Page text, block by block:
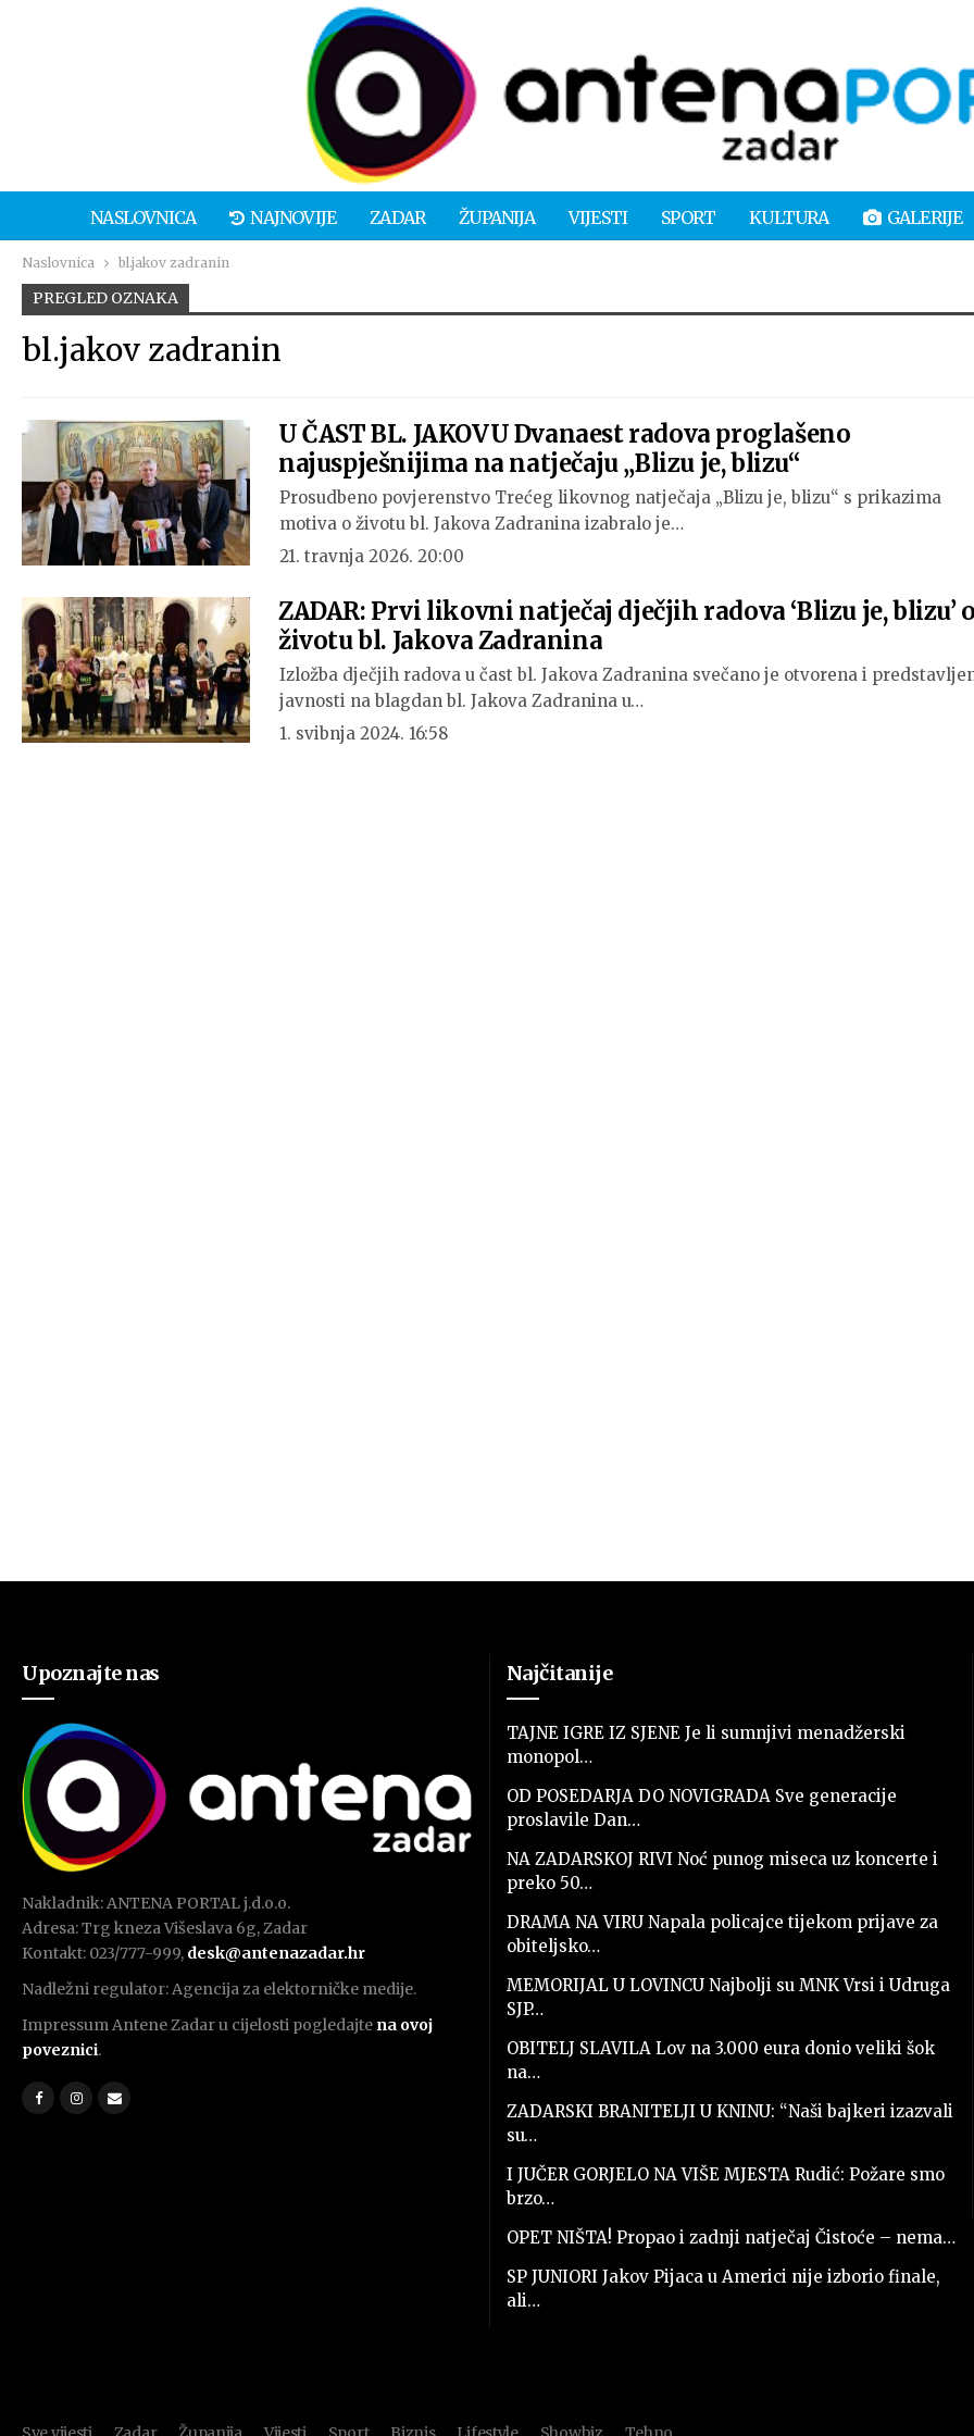
NASLOVNICA NAJNOVIJE ZADAR ŽUPANIJA VIJESTI SPORT KULTURA GALERIJE
Naslovnica bl.jakov zadranin
PREGLED OZNAKA
bl.jakov zadranin
U ČAST BL. JAKOVU Dvanaest radova proglašeno
najuspješnijima na natječaju „Blizu je, blizu“
Prosudbeno povjerenstvo Trećeg likovnog natječaja „Blizu je, blizu“ s prikazima
motiva o životu bl. Jakova Zadranina izabralo je…
21. travnja 2026. 20:00
ZADAR: Prvi likovni natječaj dječjih radova ‘Blizu je, blizu’
životu bl. Jakova Zadranina
Izložba dječjih radova u čast bl. Jakova Zadranina svečano je otvorena i
javnosti na blagdan bl. Jakova Zadranina u…
1. svibnja 2024. 16:58
Upoznajte nas
Nakladnik: ANTENA PORTAL j.d.o.o.
Adresa: Trg kneza Višeslava 6g, Zadar
Kontakt: 023/777-999, desk@antenazadar.hr
Nadležni regulator: Agencija za elektorničke medije.
Impressum Antene Zadar u cijelosti pogledajte na ovoj
poveznici.
Najčitanije
TAJNE IGRE IZ SJENE Je li sumnjivi menadžerski
monopol…
OD POSEDARJA DO NOVIGRADA Sve generacije
proslavile Dan…
NA ZADARSKOJ RIVI Noć punog miseca uz koncerte i
preko 50…
DRAMA NA VIRU Napala policajce tijekom prijave za
obiteljsko…
MEMORIJAL U LOVINCU Najbolji su MNK Vrsi i Udruga
SJP…
OBITELJ SLAVILA Lov na 3.000 eura donio veliki šok
na…
ZADARSKI BRANITELJI U KNINU: “Naši bajkeri izazvali
su…
I JUČER GORJELO NA VIŠE MJESTA Rudić: Požare smo
brzo…
OPET NIŠTA! Propao i zadnji natječaj Čistoće – nema…
SP JUNIORI Jakov Pijaca u Americi nije izborio finale,
ali…